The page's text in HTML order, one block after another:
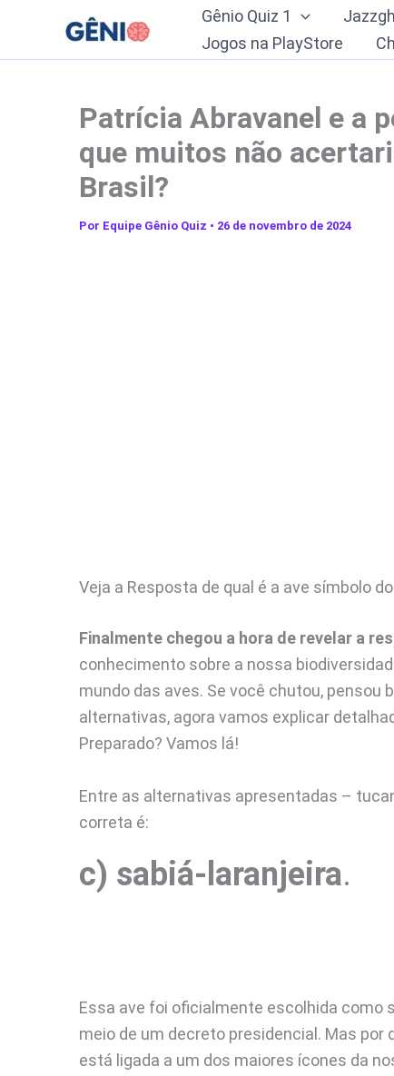
o
Gênio Quiz 1
Jogos na PlayStore
Patrícia Abravanel e a
que muitos não
Brasil?
Por Equipe Gênio Quiz • 26 de novembro de 2024
Veja a Resposta de qual é a ave símbolo
Finalmente chegou a hora de revelar a
conhecimento sobre a nossa
mundo das aves. Se você chutou,
alternativas, agora vamos explicar
Preparado? Vamos lá!
Entre as alternativas apresentadas –
correta é:
c) sabiá-laranjeira.
Essa ave foi oficialmente escolhida como
meio de um decreto presidencial. Mas
está ligada a um dos maiores ícones da